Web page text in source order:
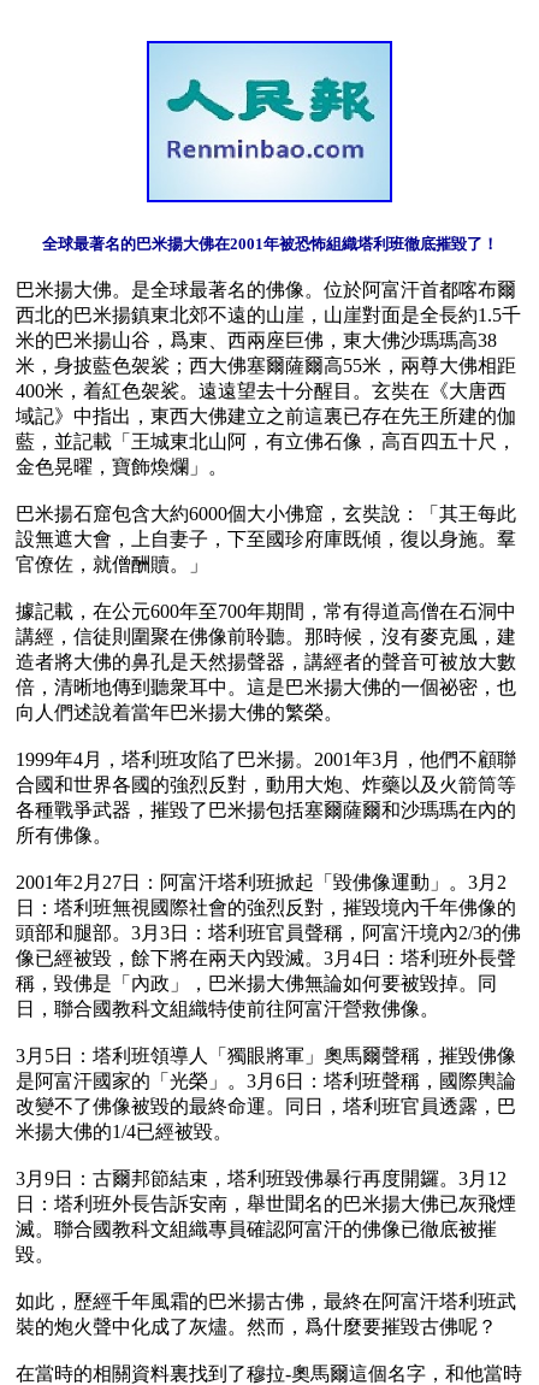
全球最著名的巴米揚大佛在2001年被恐怖組織塔利班徹底摧毀了！
巴米揚大佛。是全球最著名的佛像。位於阿富汗首都喀布爾
西北的巴米揚鎮東北郊不遠的山崖，山崖對面是全長約1.5千
米的巴米揚山谷，爲東、西兩座巨佛，東大佛沙瑪瑪高38
米，身披藍色袈裟；西大佛塞爾薩爾高55米，兩尊大佛相距
400米，着紅色袈裟。遠遠望去十分醒目。玄奘在《大唐西
域記》中指出，東西大佛建立之前這裏已存在先王所建的伽
藍，並記載「王城東北山阿，有立佛石像，高百四五十尺，
金色晃曜，寶飾煥爛」。
巴米揚石窟包含大約6000個大小佛窟，玄奘說：「其王每此
設無遮大會，上自妻子，下至國珍府庫既傾，復以身施。羣
官僚佐，就僧酬贖。」
據記載，在公元600年至700年期間，常有得道高僧在石洞中
講經，信徒則圍聚在佛像前聆聽。那時候，沒有麥克風，建
造者將大佛的鼻孔是天然揚聲器，講經者的聲音可被放大數
倍，清晰地傳到聽衆耳中。這是巴米揚大佛的一個祕密，也
向人們述說着當年巴米揚大佛的繁榮。
1999年4月，塔利班攻陷了巴米揚。2001年3月，他們不顧聯
合國和世界各國的強烈反對，動用大炮、炸藥以及火箭筒等
各種戰爭武器，摧毀了巴米揚包括塞爾薩爾和沙瑪瑪在內的
所有佛像。
2001年2月27日：阿富汗塔利班掀起「毀佛像運動」。3月2
日：塔利班無視國際社會的強烈反對，摧毀境內千年佛像的
頭部和腿部。3月3日：塔利班官員聲稱，阿富汗境內2/3的佛
像已經被毀，餘下將在兩天內毀滅。3月4日：塔利班外長聲
稱，毀佛是「內政」，巴米揚大佛無論如何要被毀掉。同
日，聯合國教科文組織特使前往阿富汗營救佛像。
3月5日：塔利班領導人「獨眼將軍」奧馬爾聲稱，摧毀佛像
是阿富汗國家的「光榮」。3月6日：塔利班聲稱，國際輿論
改變不了佛像被毀的最終命運。同日，塔利班官員透露，巴
米揚大佛的1/4已經被毀。
3月9日：古爾邦節結束，塔利班毀佛暴行再度開鑼。3月12
日：塔利班外長告訴安南，舉世聞名的巴米揚大佛已灰飛煙
滅。聯合國教科文組織專員確認阿富汗的佛像已徹底被摧
毀。
如此，歷經千年風霜的巴米揚古佛，最終在阿富汗塔利班武
裝的炮火聲中化成了灰燼。然而，爲什麼要摧毀古佛呢？
在當時的相關資料裏找到了穆拉-奧馬爾這個名字，和他當時